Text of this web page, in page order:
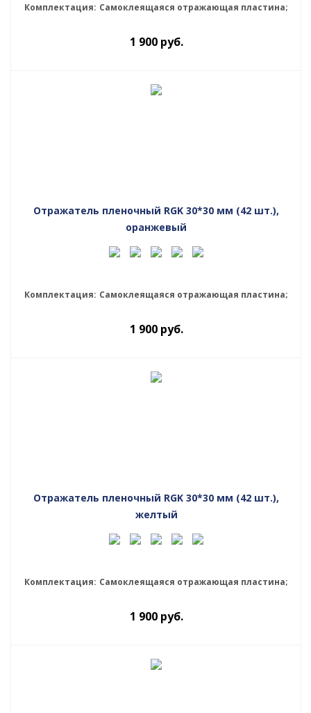
Комплектация: Самоклеящаяся отражающая пластина;
1 900руб.
Отражатель пленочный RGK 30*30 мм (42 шт.),
оранжевый
Комплектация: Самоклеящаяся отражающая пластина;
1 900руб.
Отражатель пленочный RGK 30*30 мм (42 шт.),
желтый
Комплектация: Самоклеящаяся отражающая пластина;
1 900руб.